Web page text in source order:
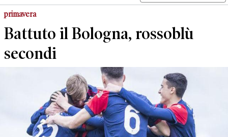
primavera
Battuto il Bologna, rossoblù
secondi